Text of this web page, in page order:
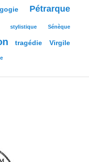
Pétrarque
stylistique Sénèque
tragédie Virgile